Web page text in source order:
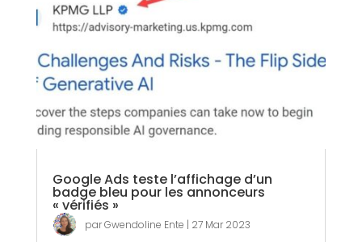
Google Ads teste l’affichage d’un
badge bleu pour les annonceurs
« vérifiés »
parGwendoline Ente | 27 Mar 2023